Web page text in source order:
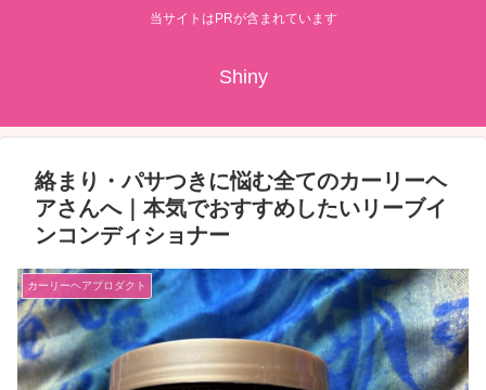
当サイトはPRが含まれています
Shiny
絡まり・パサつきに悩む全てのカーリーヘ
アさんへ｜本気でおすすめしたいリーブイ
ンコンディショナー
カーリーヘアプロダクト